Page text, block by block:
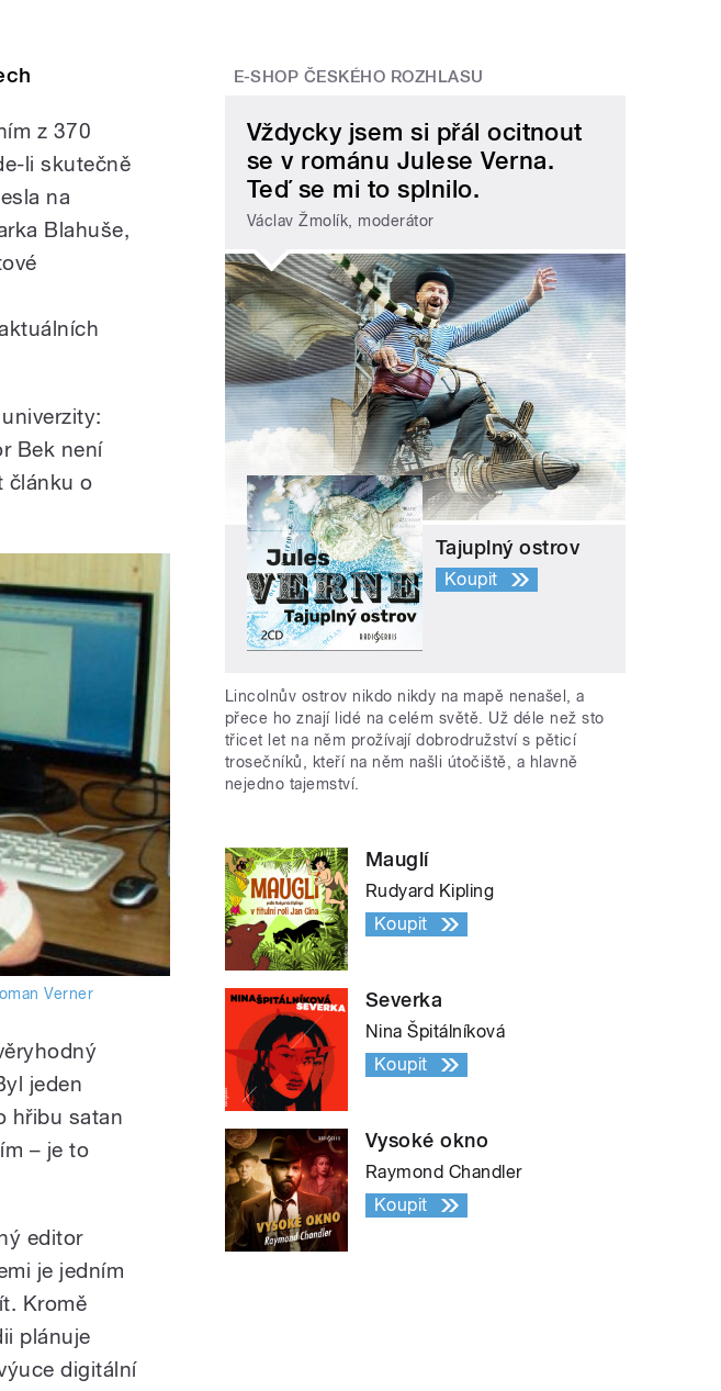
z 370
li skutečně
na
Blahuše,
Bek není
článku o
Verner
jeden
hřibu satan
– je to
editor
je jedním
Kromě
plánuje
digitální
E-SHOP ČESKÉHO ROZHLASU
Vždycky jsem si přál ocitnout
se v románu Julese Verna.
Teď se mi to splnilo.
Václav Žmolík, moderátor
Tajuplný ostrov
Koupit
Lincolnův ostrov nikdo nikdy na mapě nenašel, a
přece ho znají lidé na celém světě. Už déle než sto
třicet let na něm prožívají dobrodružství s pěticí
trosečníků, kteří na něm našli útočiště, a hlavně
nejedno tajemství.
Mauglí
Rudyard Kipling
Koupit
Severka
Nina Špitálníková
Koupit
Vysoké okno
Raymond Chandler
Koupit